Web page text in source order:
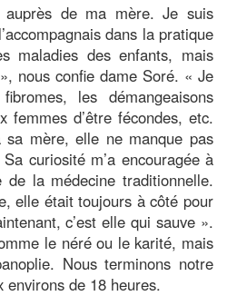
de ma mère. Je suis
dans la pratique
maladies des enfants, mais
nous confie dame Soré. « Je
les démangeaisons
femmes d’être fécondes, etc.
mère, elle ne manque pas
curiosité m’a encouragée à
la médecine traditionnelle.
elle était toujours à côté pour
c’est elle qui sauve ».
le néré ou le karité, mais
Nous terminons notre
de 18 heures.